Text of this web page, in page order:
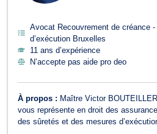
Avocat Recouvrement de créance
d’exécution Bruxelles
11 ans d’expérience
N’accepte pas aide pro deo
À propos : Maître Victor
vous représente en droit des
des sûretés et des mesures